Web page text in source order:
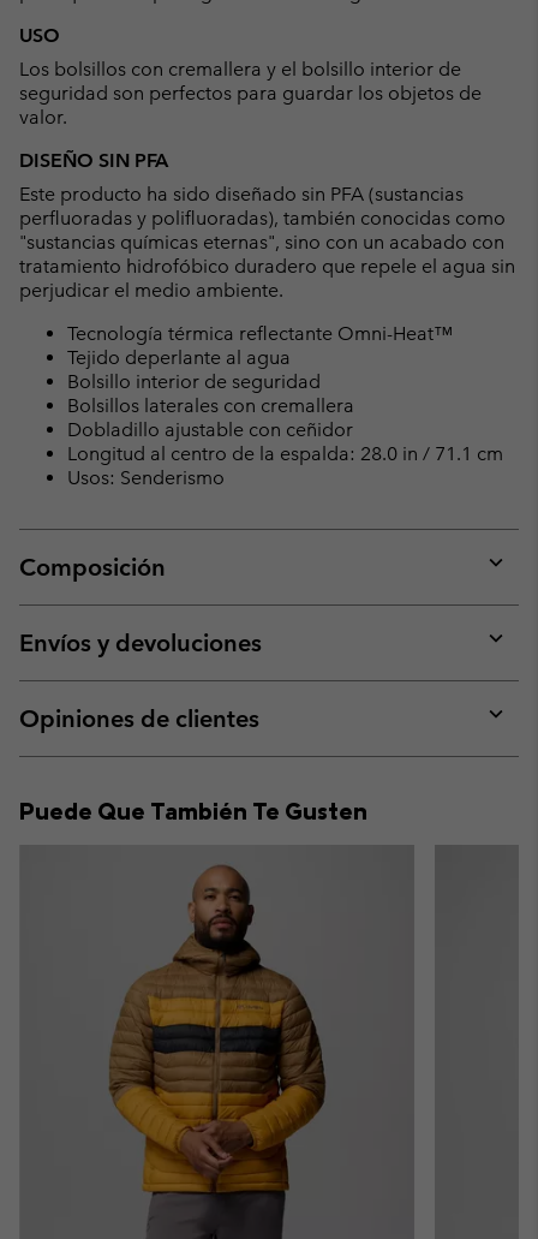
USO
Los bolsillos con cremallera y el bolsillo interior de
seguridad son perfectos para guardar los objetos de
valor.
DISEÑO SIN PFA
Este producto ha sido diseñado sin PFA (sustancias
perfluoradas y polifluoradas), también conocidas como
"sustancias químicas eternas", sino con un acabado con
tratamiento hidrofóbico duradero que repele el agua sin
perjudicar el medio ambiente.
Tecnología térmica reflectante Omni-Heat™
Tejido deperlante al agua
Bolsillo interior de seguridad
Bolsillos laterales con cremallera
Dobladillo ajustable con ceñidor
Longitud al centro de la espalda: 28.0 in / 71.1 cm
Usos: Senderismo
Composición
or
Envíos y devoluciones
or
Opiniones de clientes
or
Puede Que También Te Gusten